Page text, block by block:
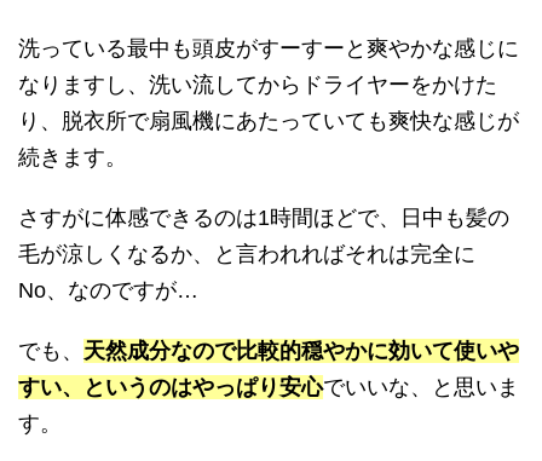
洗っている最中も頭皮がすーすーと爽やかな感じに
なりますし、洗い流してからドライヤーをかけた
り、脱衣所で扇風機にあたっていても爽快な感じが
続きます。
さすがに体感できるのは1時間ほどで、日中も髪の
毛が涼しくなるか、と言われればそれは完全に
No、なのですが…
でも、 天然成分なので比較的穏やかに効いて使いや
すい、というのはやっぱり安心でいいな、と思いま
す。